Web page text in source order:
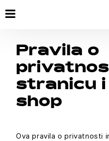
Pravila o
stranicu
shop
Ova pravila o privatnosti